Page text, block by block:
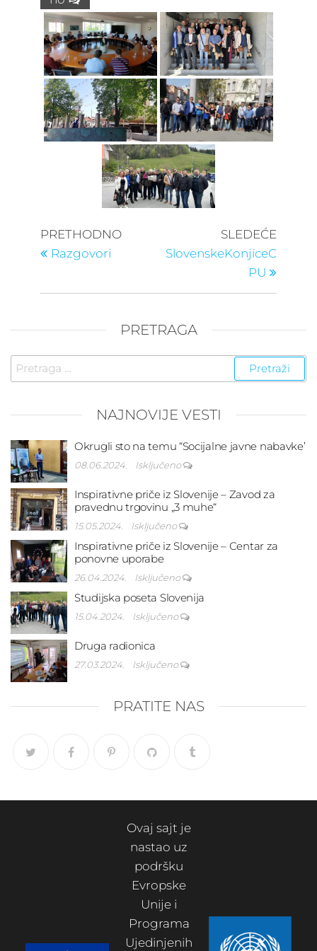
Kretanje
članka
Prethodni
post
PRETHODNO
Razgovori
post
SLEDEĆE
SlovenskeKonjiceC
PU
PRETRAGA
Pretraga
za:
NAJNOVIJE VESTI
Okrugli sto na temu “Socijalne javne nabavke’
08.06.2024. Isključeno
Inspirativne priče iz Slovenije – Zavod za
pravednu trgovinu „3 muhe“
15.05.2024. Isključeno
Inspirativne priče iz Slovenije – Centar za
ponovne uporabe
26.04.2024. Isključeno
Studijska poseta Slovenija
15.04.2024. Isključeno
Druga radionica
27.03.2024. Isključeno
PRATITE NAS
Ovaj sajt je
nastao uz
podršku
Evropske
Unije i
Programa
Ujedinjenih